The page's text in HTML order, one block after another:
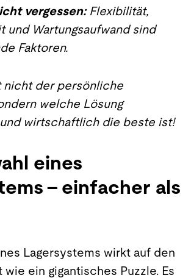
vergessen:Flexibilität,
und Wartungsaufwand sind
Faktoren.
nicht der persönliche
welche Lösung
wirtschaftlich die beste ist!
eines
– einfacher als
Lagersystems wirkt auf den
ein gigantisches Puzzle. Es